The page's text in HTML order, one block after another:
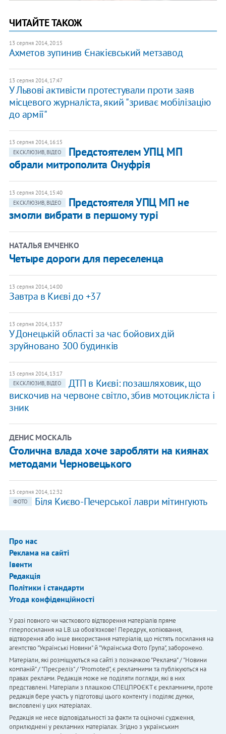
ЧИТАЙТЕ ТАКОЖ
13 серпня 2014, 20:15
Ахметов зупинив Єнакієвський метзавод
13 серпня 2014, 17:47
У Львові активісти протестували проти заяв
місцевого журналіста, який "зриває мобілізацію
до армії"
13 серпня 2014, 16:15
ЕКСКЛЮЗИВ, ВІДЕО
Предстоятелем УПЦ МП
обрали митрополита Онуфрія
13 серпня 2014, 15:40
ЕКСКЛЮЗИВ, ВІДЕО
Предстоятеля УПЦ МП не
змогли вибрати в першому турі
НАТАЛЬЯ ЕМЧЕНКО
Четыре дороги для переселенца
13 серпня 2014, 14:00
Завтра в Києві до +37
13 серпня 2014, 13:37
У Донецькій області за час бойових дій
зруйновано 300 будинків
13 серпня 2014, 13:17
ЕКСКЛЮЗИВ, ВІДЕО
ДТП в Києві: позашляховик, що
вискочив на червоне світло, збив мотоцикліста і
зник
ДЕНИС МОСКАЛЬ
Столична влада хоче заробляти на киянах
методами Черновецького
13 серпня 2014, 12:32
ФОТО
Біля Києво-Печерської лаври мітингують
Про нас
Реклама на сайті
Івенти
Редакція
Політики і стандарти
Угода конфіденційності
У разі повного чи часткового відтворення матеріалів пряме
гіперпосилання на LB.ua обов'язкове! Передрук, копіювання,
відтворення або інше використання матеріалів, що містять посилання на
агентство "Українськi Новини" й "Українська Фото Група", заборонено.
Матеріали, які розміщуються на сайті з позначкою "Реклама" / "Новини
компаній" / "Пресреліз" / "Promoted", є рекламними та публікуються на
правах реклами. Редакція може не поділяти погляди, які в них
представлені. Матеріали з плашкою СПЕЦПРОЄКТ є рекламними, проте
редакція бере участь у підготовці цього контенту і поділяє думки,
висловлені у цих матеріалах.
Редакція не несе відповідальності за факти та оціночні судження,
оприлюднені у рекламних матеріалах. Згідно з українським